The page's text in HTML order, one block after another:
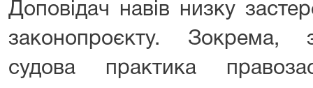
Доповідач навів низку
законопроєкту. Зокрема,
судова практика